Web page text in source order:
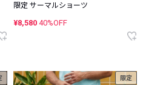
限定 サーマルショーツ
¥8,580 40%OFF
限定